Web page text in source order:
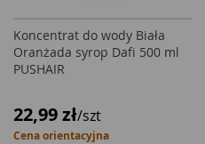
Koncentrat do wody Biała
Oranżada syrop Dafi 500 ml
PUSHAIR
22,99 zł/szt
Cena orientacyjna